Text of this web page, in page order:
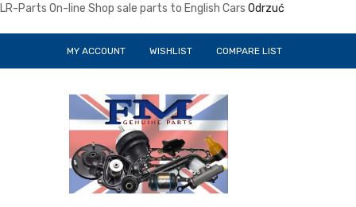
LR-Parts On-line Shop sale parts to English Cars Odrzuć
MY ACCOUNT WISHLIST COMPARE LIST